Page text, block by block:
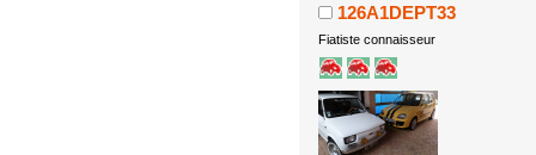
126A1DEPT33
Fiatiste connaisseur